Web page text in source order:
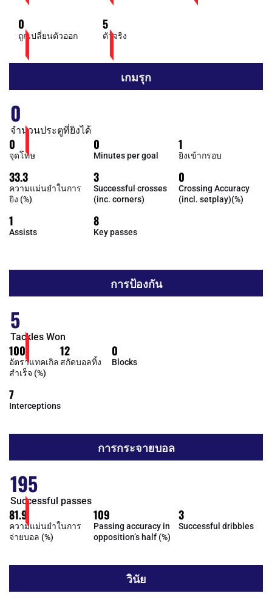
0
ถูกเปลี่ยนตัวออก
5
ตัวจริง
เกมรุก
0
จำนวนประตูที่ยิงได้
0
จุดโทษ
0
Minutes per goal
1
ยิงเข้ากรอบ
33.3
ความแม่นยำในการ
ยิง (%)
3
Successful crosses
(inc. corners)
0
Crossing Accuracy
(incl. setplay)(%)
1
Assists
8
Key passes
การป้องกัน
5
Tackles Won
100
อัตราแทคเกิล
สำเร็จ (%)
12
สกัดบอลทิ้ง
0
Blocks
7
Interceptions
การกระจายบอล
195
Successful passes
81.9
ความแม่นยำในการ
จ่ายบอล (%)
109
Passing accuracy in
opposition’s half (%)
3
Successful dribbles
วินัย